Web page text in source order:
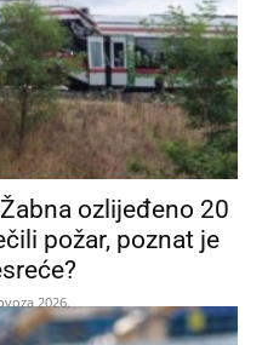
ozlijeđeno 20
požar, poznat je
2026.